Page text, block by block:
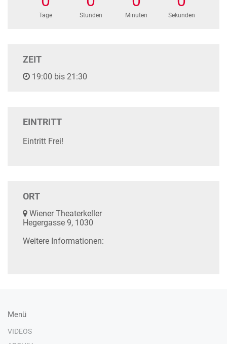
Tage Stunden Minuten Sekunden
ZEIT
19:00 bis 21:30
EINTRITT
Eintritt Frei!
ORT
Wiener Theaterkeller
Hegergasse 9, 1030
Weitere Informationen:
Menü
VIDEOS